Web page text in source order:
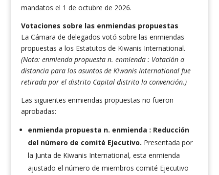
mandatos el 1 de octubre de 2026.
Votaciones sobre las enmiendas propuestas
La Cámara de delegados votó sobre las enmiendas
propuestas a los Estatutos de Kiwanis International.
(Nota: enmienda propuesta n. enmienda : Votación a
distancia para los asuntos de Kiwanis International fue
retirada por el distrito Capital distrito la convención.)
Las siguientes enmiendas propuestas no fueron
aprobadas:
enmienda propuesta n. enmienda : Reducción
del número de comité Ejecutivo. Presentada por
la Junta de Kiwanis International, esta enmienda
ajustado el número de miembros comité Ejecutivo